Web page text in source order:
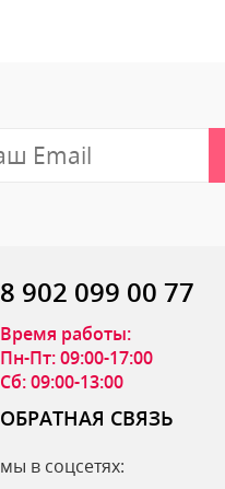
8 902 099 00 77
Время работы:
Пн-Пт: 09:00-17:00
Сб: 09:00-13:00
ОБРАТНАЯ СВЯЗЬ
мы в соцсетях: